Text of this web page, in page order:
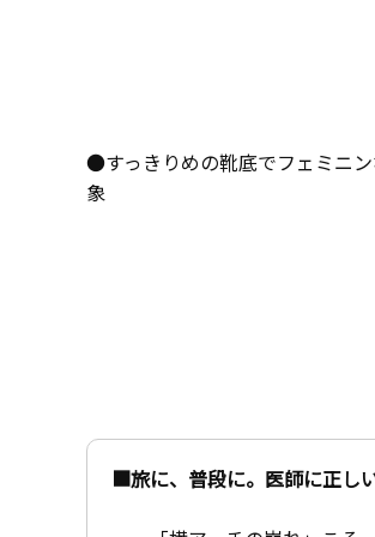
●すっきりめの靴底でフェミニ
象
■旅に、普段に。医師に正し